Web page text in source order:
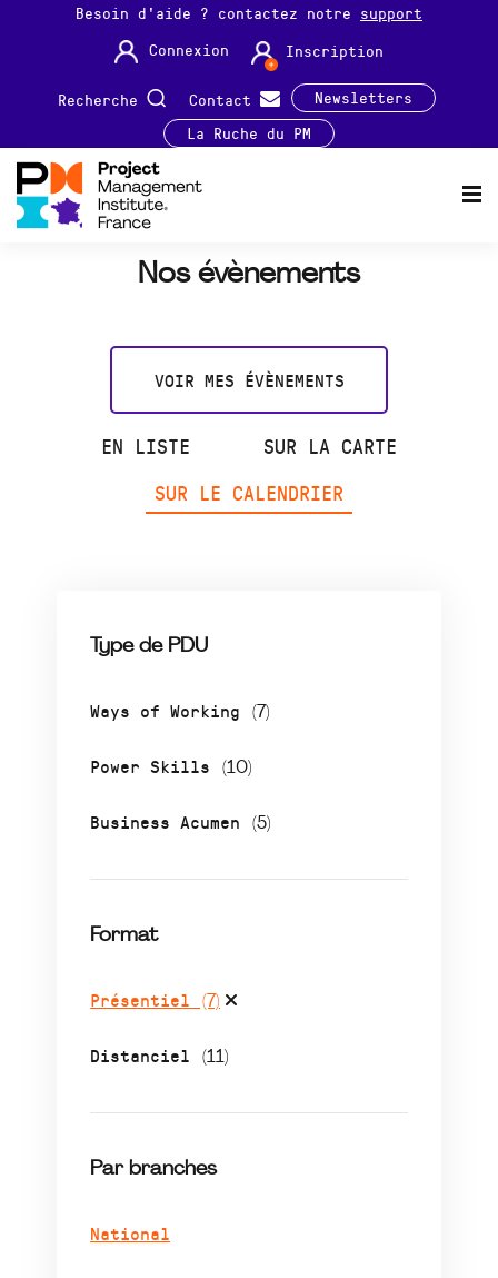
Besoin d'aide ? contactez notre support
Connexion
Inscription
Recherche Contact
Newsletters
La Ruche du PM
Nos évènements
VOIR MES ÉVÈNEMENTS
EN LISTE
SUR LA CARTE
SUR LE CALENDRIER
Type de PDU
Ways of Working (7)
Power Skills (10)
Business Acumen (5)
Format
Présentiel (7)
Distanciel (11)
Par branches
National